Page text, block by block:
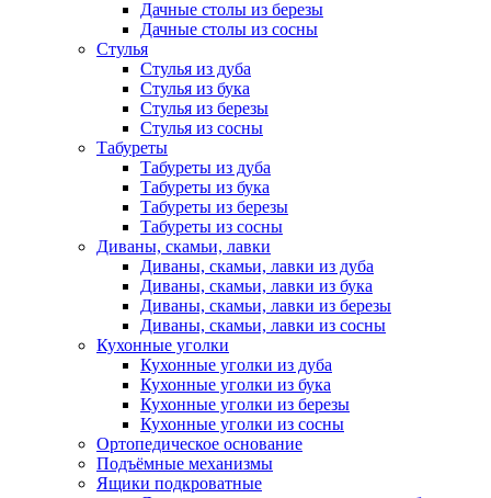
Дачные столы из березы
Дачные столы из сосны
Стулья
Стулья из дуба
Стулья из бука
Стулья из березы
Стулья из сосны
Табуреты
Табуреты из дуба
Табуреты из бука
Табуреты из березы
Табуреты из сосны
Диваны, скамьи, лавки
Диваны, скамьи, лавки из дуба
Диваны, скамьи, лавки из бука
Диваны, скамьи, лавки из березы
Диваны, скамьи, лавки из сосны
Кухонные уголки
Кухонные уголки из дуба
Кухонные уголки из бука
Кухонные уголки из березы
Кухонные уголки из сосны
Ортопедическое основание
Подъёмные механизмы
Ящики подкроватные